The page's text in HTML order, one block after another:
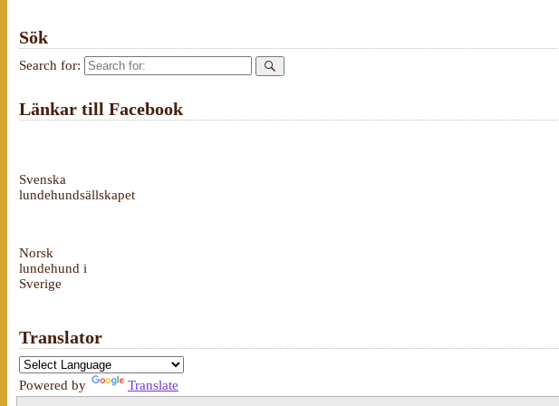
Sök
Search for:
Länkar till Facebook
Svenska
lundehundsällskapet
Norsk
lundehund i
Sverige
Translator
Powered by Translate